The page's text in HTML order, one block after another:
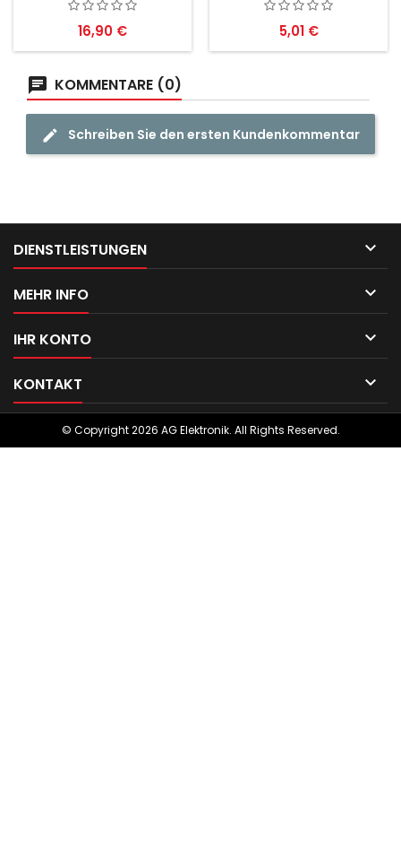
Preis
16,90 € Preis
5,01 €
KOMMENTARE (0)
Schreiben Sie den ersten Kundenkommentar
DIENSTLEISTUNGEN 
MEHR INFO 
IHR KONTO 
KONTAKT 
© Copyright 2026 AG Elektronik. All Rights Reserved.